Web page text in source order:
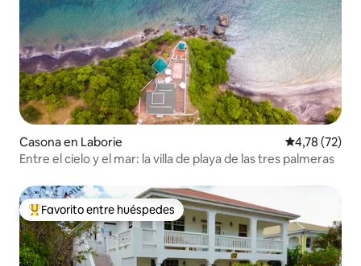
Casona en Laborie Calificación
4,78 (72)
Entre el cielo y el mar: la villa de playa de las tres palmeras
Favorito entre los huéspedes más destacados
Favorito entre huéspedes